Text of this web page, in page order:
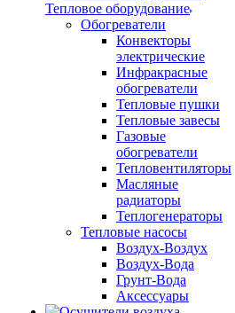
Тепловое оборудование
Обогреватели
Конвекторы
электрические
Инфракрасные
обогреватели
Тепловые пушки
Тепловые завесы
Газовые
обогреватели
Тепловентиляторы
Масляные
радиаторы
Теплогенераторы
Тепловые насосы
Воздух-Воздух
Воздух-Вода
Грунт-Вода
Аксессуары